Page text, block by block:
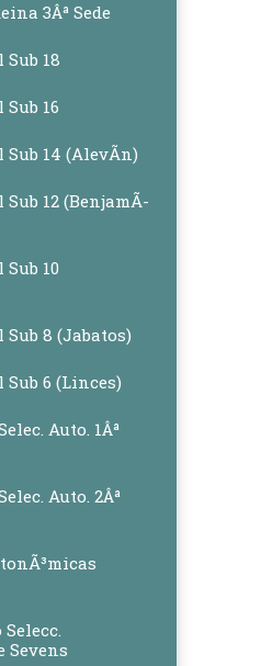
3Âª Sede
18
16
14 (AlevÃ­n)
12 (BenjamÃ­
10
8 (Jabatos)
6 (Linces)
Auto. 1Âª
Auto. 2Âª
Sevens